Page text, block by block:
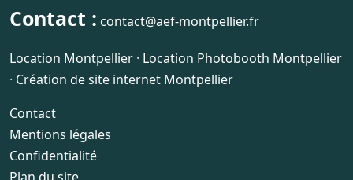
Contact : contact@aef-montpellier.fr
Location Montpellier · Location Photobooth Montpellier
· Création de site internet Montpellier
Contact
Mentions légales
Confidentialité